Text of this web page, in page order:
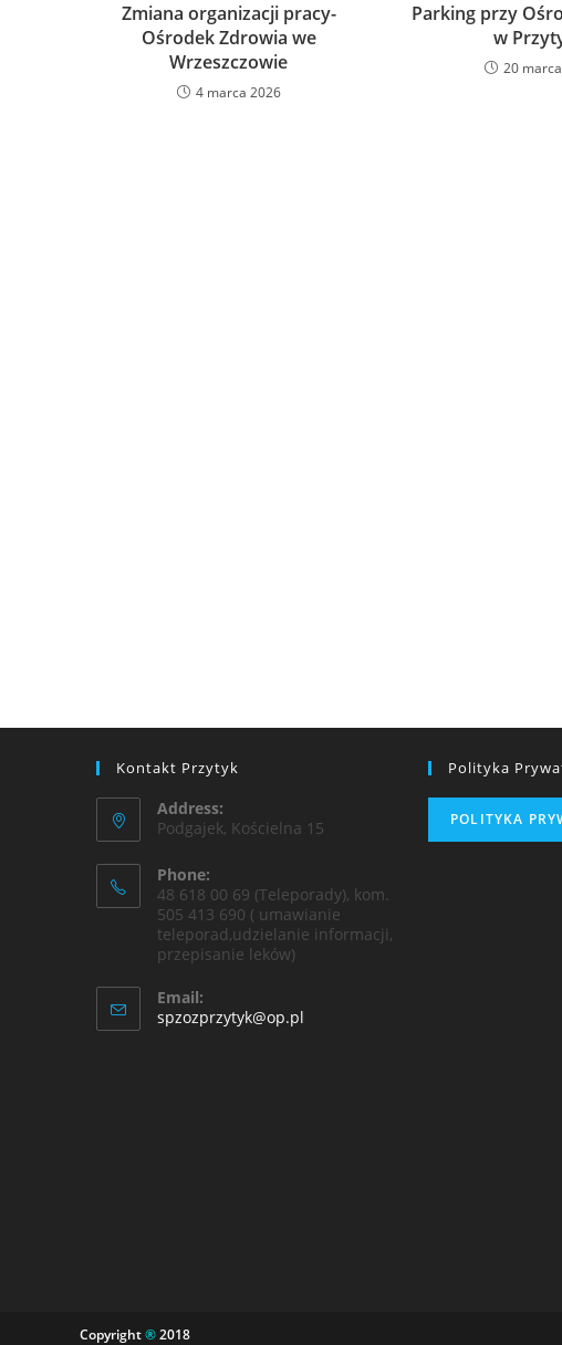
Zmiana organizacji pracy-
Ośrodek Zdrowia we
Wrzeszczowie
4 marca 2026
Parking przy
w
20
Kontakt Przytyk
Address:
Podgajek, Kościelna 15
Phone:
48 618 00 69 (Teleporady), kom.
505 413 690 ( umawianie
teleporad,udzielanie informacji,
przepisanie leków)
Email:
spzozprzytyk@op.pl
Polityka
POLITYKA
Copyright®2018